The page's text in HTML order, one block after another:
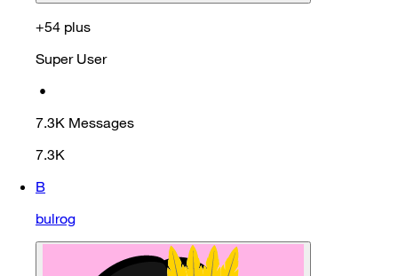
+54 plus
Super User
•
7.3K Messages
7.3K
B
bulrog